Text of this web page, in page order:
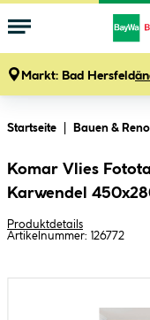
Markt: Bad Hersfeld
Startseite Bauen &
Komar Vlies
Karwendel
Produktdetails
Artikelnummer: 126772